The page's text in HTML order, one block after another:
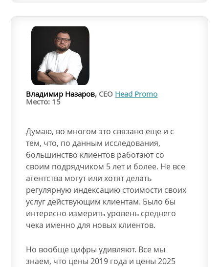
Владимир Назаров, CEO Head Promo
Место: 15
Думаю, во многом это связано еще и с
тем, что, по данным исследования,
большинство клиентов работают со
своим подрядчиком 5 лет и более. Не все
агентства могут или хотят делать
регулярную индексацию стоимости своих
услуг действующим клиентам. Было бы
интересно измерить уровень среднего
чека именно для новых клиентов.
Но вообще цифры удивляют. Все мы
знаем, что цены 2019 года и цены 2025